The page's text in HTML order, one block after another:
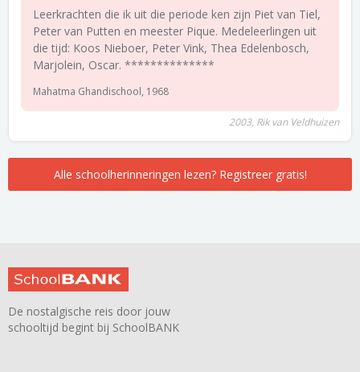
Leerkrachten die ik uit die periode ken zijn Piet van Tiel,
Peter van Putten en meester Pique. Medeleerlingen uit
die tijd: Koos Nieboer, Peter Vink, Thea Edelenbosch,
Marjolein, Oscar. **************
Mahatma Ghandischool, 1968
2003, Rik van Veldhuizen
Alle schoolherinneringen lezen? Registreer gratis!
De nostalgische reis door jouw
schooltijd begint bij SchoolBANK